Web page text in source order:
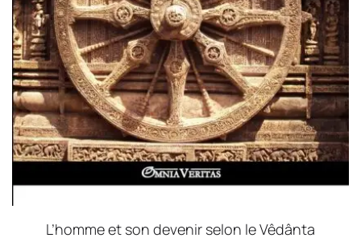
L’homme et son devenir selon le Vêdânta